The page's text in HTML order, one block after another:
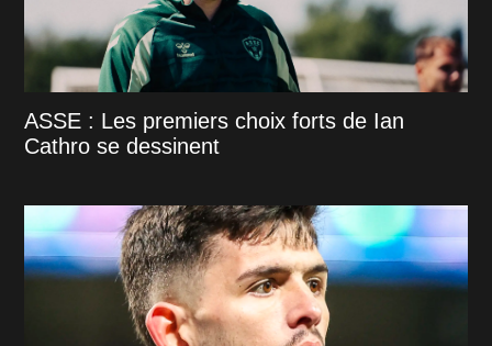
ASSE : Les premiers choix forts de Ian
Cathro se dessinent